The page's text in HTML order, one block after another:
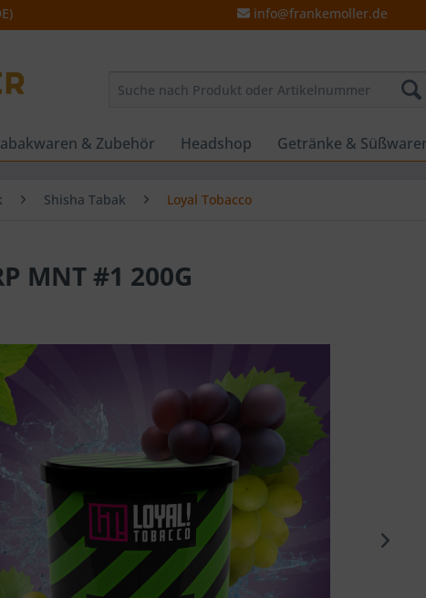
info@frankemoller.de
& Zubehör Headshop Getränke &
Shisha Tabak Loyal Tobacco
MNT #1 200G